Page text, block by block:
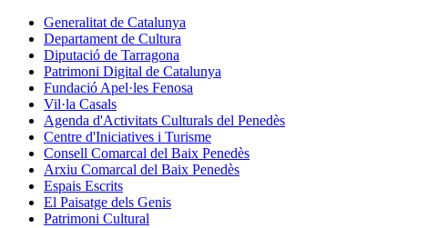
Generalitat de Catalunya
Departament de Cultura
Diputació de Tarragona
Patrimoni Digital de Catalunya
Fundació Apel·les Fenosa
Vil·la Casals
Agenda d'Activitats Culturals del Penedès
Centre d'Iniciatives i Turisme
Consell Comarcal del Baix Penedès
Arxiu Comarcal del Baix Penedès
Espais Escrits
El Paisatge dels Genis
Patrimoni Cultural